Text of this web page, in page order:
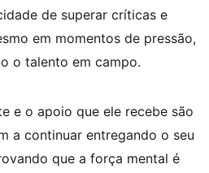
de superar críticas e
em momentos de pressão,
o talento em campo.
e o apoio que ele recebe são
a continuar entregando o seu
que a força mental é